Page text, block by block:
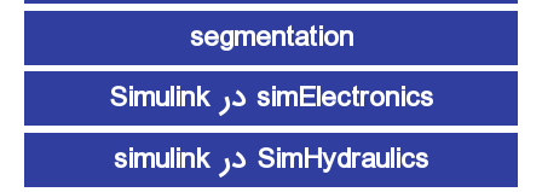
segmentation
simElectronics در Simulink
SimHydraulics در simulink